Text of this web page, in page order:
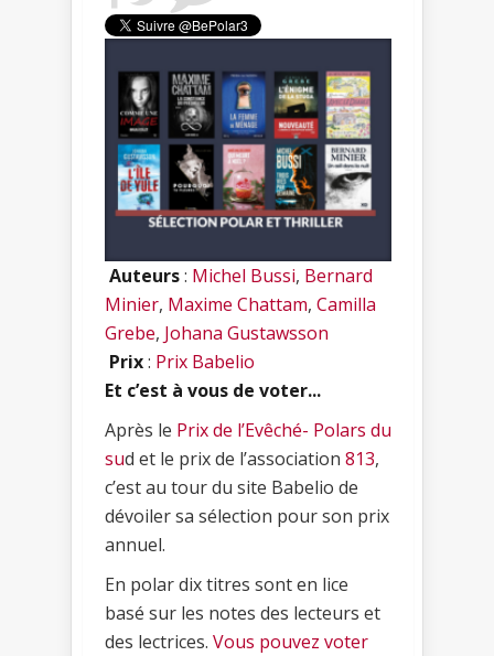
Auteurs: Michel Bussi, Bernard
Minier, Maxime Chattam, Camilla
Grebe, Johana Gustawsson
Prix: Prix Babelio
Et c’est à vous de voter...
Après le Prix de l’Evêché- Polars du
sud et le prix de l’association 813,
c’est au tour du site Babelio de
dévoiler sa sélection pour son prix
annuel.
En polar dix titres sont en lice
basé sur les notes des lecteurs et
des lectrices. Vous pouvez voter